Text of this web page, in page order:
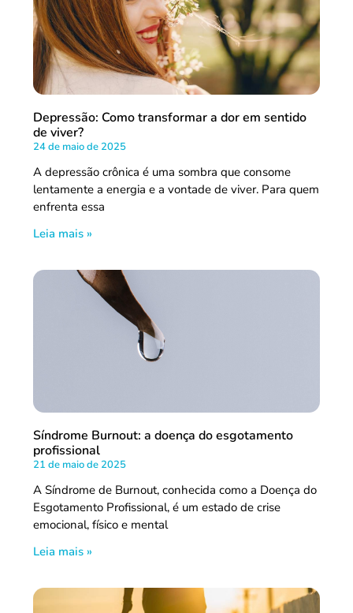
Depressão: Como transformar a dor em sentido
de viver?
24 de maio de 2025
A depressão crônica é uma sombra que consome
lentamente a energia e a vontade de viver. Para quem
enfrenta essa
Leia mais »
Síndrome Burnout: a doença do esgotamento
profissional
21 de maio de 2025
A Síndrome de Burnout, conhecida como a Doença do
Esgotamento Profissional, é um estado de crise
emocional, físico e mental
Leia mais »